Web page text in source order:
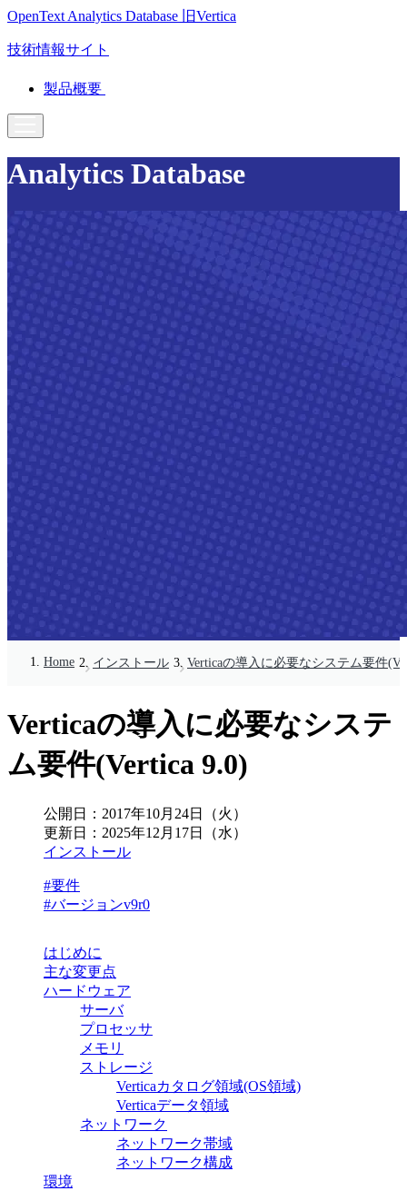
OpenText Analytics Database 旧Vertica
技術情報サイト
製品概要
Analytics Database
Home インストール Verticaの導入に必要なシステム要件
Verticaの導入に必要なシステ
ム要件(Vertica 9.0)
公開日： 2017年10月24日（火）
更新日： 2025年12月17日（水）
インストール
#要件
#バージョンv9r0
はじめに
主な変更点
ハードウェア
サーバ
プロセッサ
メモリ
ストレージ
Verticaカタログ領域(OS領域)
Verticaデータ領域
ネットワーク
ネットワーク帯域
ネットワーク構成
環境